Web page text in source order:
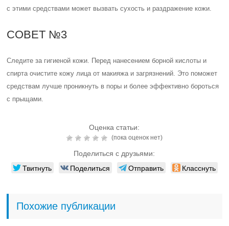
с этими средствами может вызвать сухость и раздражение кожи.
СОВЕТ №3
Следите за гигиеной кожи. Перед нанесением борной кислоты и
спирта очистите кожу лица от макияжа и загрязнений. Это поможет
средствам лучше проникнуть в поры и более эффективно бороться
с прыщами.
Оценка статьи:
(пока оценок нет)
Поделиться с друзьями:
Твитнуть Поделиться Отправить Класснуть
Похожие публикации